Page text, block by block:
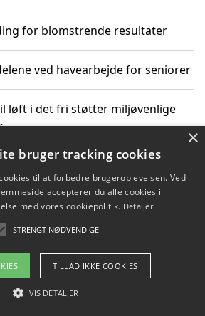
for blomstrende resultater
ved havearbejde for seniorer
løft i det fri støtter miljøvenlige
for familien og naturen
2026 - Pilanto Aps
Blog Betingelser
×
bruger tracking cookies
til at forbedre brugeroplevelsen. Ved
accepterer du alle cookies i
med vores cookiepolitik. Detaljer
STRENGT NØDVENDIGE
TILLAD IKKE COOKIES
VIS DETALJER